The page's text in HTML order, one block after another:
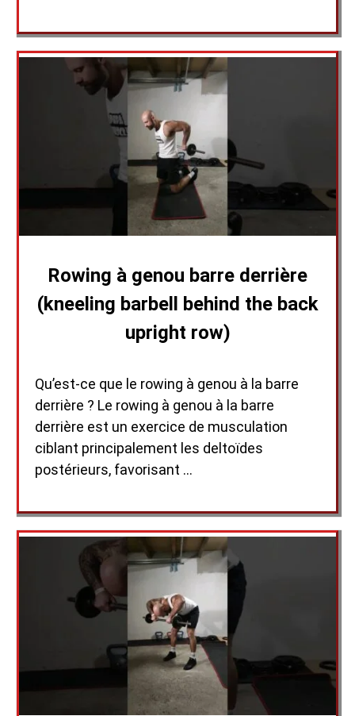
Rowing à genou barre derrière
(kneeling barbell behind the back
upright row)
Qu’est-ce que le rowing à genou à la barre
derrière ? Le rowing à genou à la barre
derrière est un exercice de musculation
ciblant principalement les deltoïdes
postérieurs, favorisant …